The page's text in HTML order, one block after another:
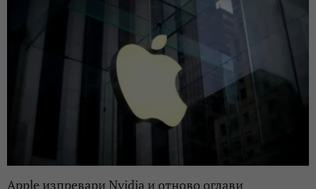
Apple изпревари Nvidia и отново оглави